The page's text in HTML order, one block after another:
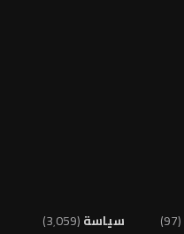
(97)
سياسة(3٬059)